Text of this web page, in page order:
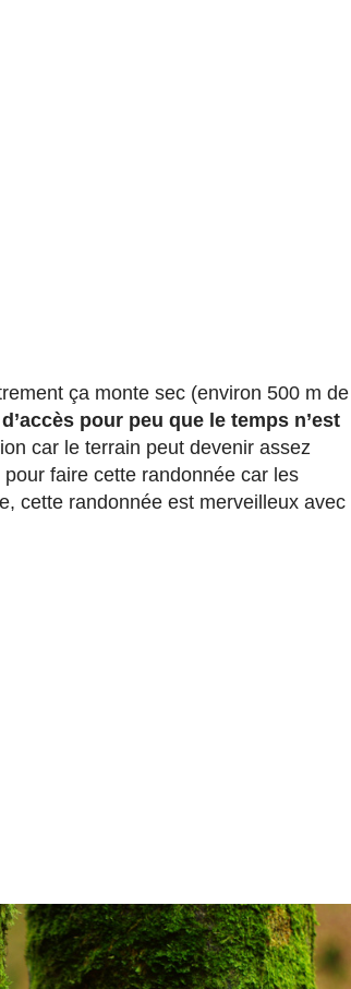
ça monte sec (environ 500 m de
pour peu que le temps n’est
car le terrain peut devenir assez
faire cette randonnée car les
cette randonnée est merveilleux avec